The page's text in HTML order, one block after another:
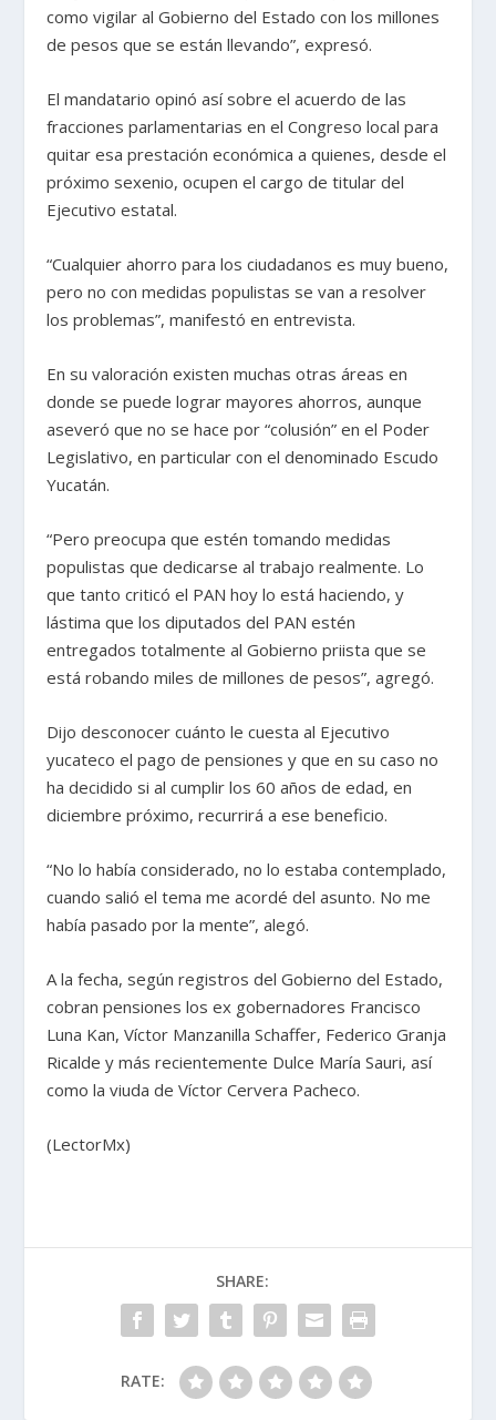
como vigilar al Gobierno del Estado con los millones
de pesos que se están llevando”, expresó.
El mandatario opinó así sobre el acuerdo de las
fracciones parlamentarias en el Congreso local para
quitar esa prestación económica a quienes, desde el
próximo sexenio, ocupen el cargo de titular del
Ejecutivo estatal.
“Cualquier ahorro para los ciudadanos es muy bueno,
pero no con medidas populistas se van a resolver
los problemas”, manifestó en entrevista.
En su valoración existen muchas otras áreas en
donde se puede lograr mayores ahorros, aunque
aseveró que no se hace por “colusión” en el Poder
Legislativo, en particular con el denominado Escudo
Yucatán.
“Pero preocupa que estén tomando medidas
populistas que dedicarse al trabajo realmente. Lo
que tanto criticó el PAN hoy lo está haciendo, y
lástima que los diputados del PAN estén
entregados totalmente al Gobierno priista que se
está robando miles de millones de pesos”, agregó.
Dijo desconocer cuánto le cuesta al Ejecutivo
yucateco el pago de pensiones y que en su caso no
ha decidido si al cumplir los 60 años de edad, en
diciembre próximo, recurrirá a ese beneficio.
“No lo había considerado, no lo estaba contemplado,
cuando salió el tema me acordé del asunto. No me
había pasado por la mente”, alegó.
A la fecha, según registros del Gobierno del Estado,
cobran pensiones los ex gobernadores Francisco
Luna Kan, Víctor Manzanilla Schaffer, Federico Granja
Ricalde y más recientemente Dulce María Sauri, así
como la viuda de Víctor Cervera Pacheco.
(LectorMx)
SHARE:
RATE: